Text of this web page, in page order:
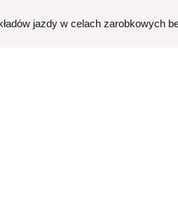
jazdy w celach zarobkowych